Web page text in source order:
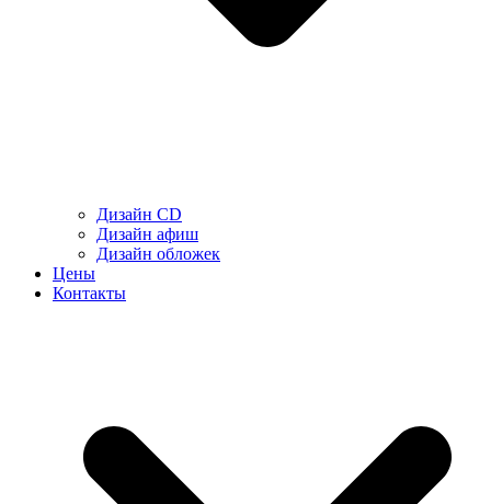
Дизайн CD
Дизайн афиш
Дизайн обложек
Цены
Контакты